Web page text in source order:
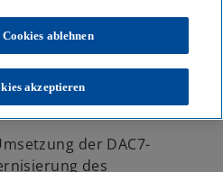
für die Außenprüfung (ApO) –
der DAC7-
des
ablehnen
akzeptieren